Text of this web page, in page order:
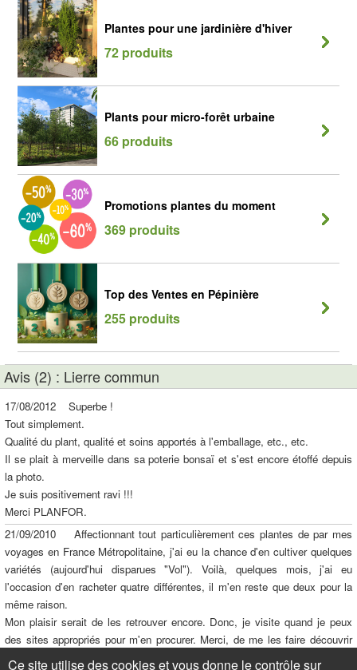
Plantes pour une jardinière d'hiver
72 produits
Plants pour micro-forêt urbaine
66 produits
Promotions plantes du moment
369 produits
Top des Ventes en Pépinière
255 produits
Avis (2) : Lierre commun
17/08/2012 Superbe !
Tout simplement.
Qualité du plant, qualité et soins apportés à l'emballage, etc., etc.
Il se plait à merveille dans sa poterie bonsaï et s'est encore étoffé depuis
la photo.
Je suis positivement ravi !!!
Merci PLANFOR.
21/09/2010 Affectionnant tout particulièrement ces plantes de par mes
voyages en France Métropolitaine, j'ai eu la chance d'en cultiver quelques
variétés (aujourd'hui disparues "Vol"). Voilà, quelques mois, j'ai eu
l'occasion d'en racheter quatre différentes, il m'en reste que deux pour la
même raison.
Mon plaisir serait de les retrouver encore. Donc, je visite quand je peux
des sites appropriés pour m'en procurer. Merci, de me les faire découvrir
toujours. Quel plaisir j'avais de les mettre en décoration.
Ce site utilise des cookies et vous donne le contrôle sur